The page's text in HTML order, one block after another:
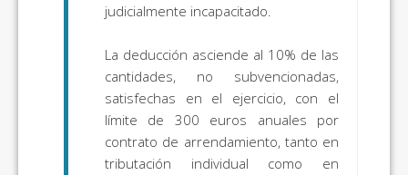
judicialmente incapacitado.
La deducción asciende al 10% de las
cantidades, no subvencionadas,
satisfechas en el ejercicio, con el
límite de 300 euros anuales por
contrato de arrendamiento, tanto en
tributación individual como en